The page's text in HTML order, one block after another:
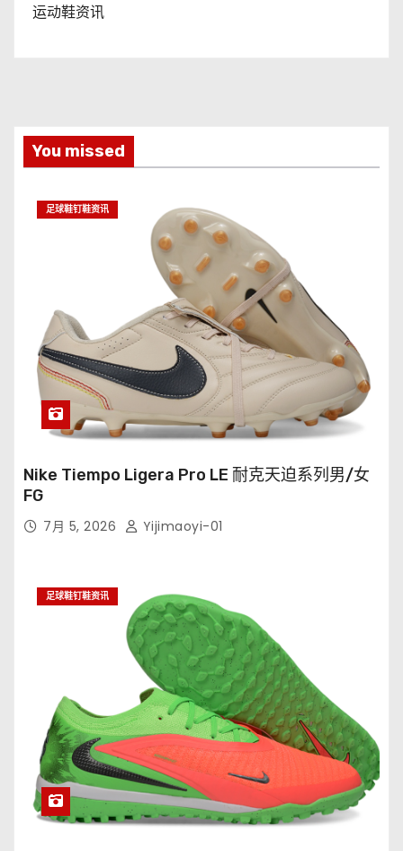
运动鞋资讯
You missed
足球鞋钉鞋资讯
Nike Tiempo Ligera Pro LE 耐克天迫系列男/女
FG
7月 5, 2026 Yijimaoyi-01
足球鞋钉鞋资讯